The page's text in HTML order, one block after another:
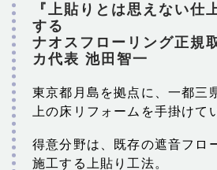
『上貼りとは思えない仕
する
ナオスフローリング正規
カ代表 池田智一
東京都月島を拠点に、一都三
上の床リフォームを手掛けて
得意分野は、既存の遮音フロ
施工する上貼り工法。